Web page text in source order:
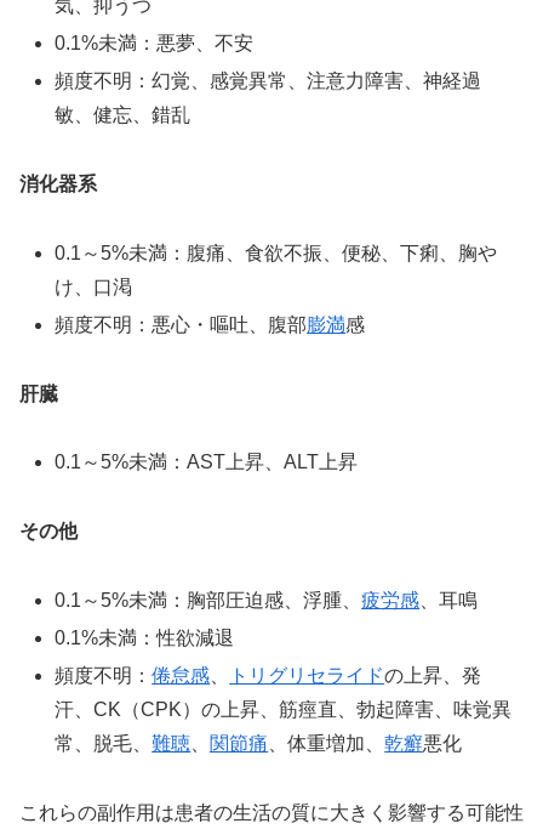
気、抑うつ
0.1%未満：悪夢、不安
頻度不明：幻覚、感覚異常、注意力障害、神経過
敏、健忘、錯乱
消化器系
0.1～5%未満：腹痛、食欲不振、便秘、下痢、胸や
け、口渇
頻度不明：悪心・嘔吐、腹部膨満感
肝臓
0.1～5%未満：AST上昇、ALT上昇
その他
0.1～5%未満：胸部圧迫感、浮腫、疲労感 、耳鳴
0.1%未満：性欲減退
頻度不明：倦怠感 トリグリセライドの上昇、発
汗、CK（CPK）の上昇、筋痙直、勃起障害、味覚異
常、脱毛、難聴 関節痛 、体重増加、乾癬悪化
これらの副作用は患者の生活の質に大きく影響する可能性